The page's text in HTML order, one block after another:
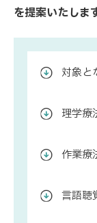
を提案いたします
対象と
理学療
作業療
言語聴